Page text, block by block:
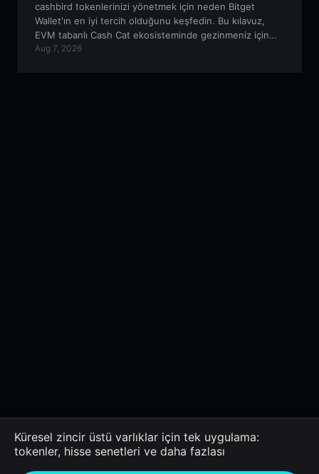
cashbird tokenlerinizi yönetmek için neden Bitget
Wallet'ın en iyi tercih olduğunu keşfedin. Bu kılavuz,
EVM tabanlı Cash Cat ekosisteminde gezinmeniz için
kapsamlı bir yol gösterici sunarak, deneysel
Aug 7, 2026
Küresel zincir üstü varlıklar için tek uygulama:
tokenler, hisse senetleri ve daha fazlası